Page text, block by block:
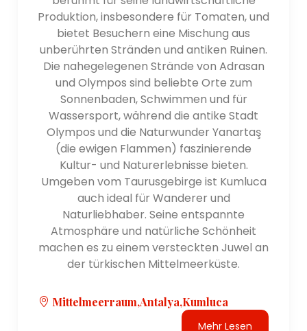
bemerkenswert erhaltenes antikes römisches
Theater, eines der beeindruckendsten der Welt. Das
Theater beherbergt noch heute Aufführungen und
bietet einen Einblick in die Pracht des Römischen
- Perge: Perge ist eine antike Stadt, nicht weit von
Antalya entfernt. Es verfügt über gut erhaltene
Ruinen, darunter ein beeindruckendes Theater,
römische Bäder und ein Stadion. Die Stätte bietet
einen faszinierenden Einblick in die alten
Zivilisationen, die einst in der Region florierten.
- Termessos: Termessos ist eine antike Stadt im
Taurusgebirge. Es ist bekannt für seine dramatische
Bergkulisse und bemerkenswert erhaltene Ruinen,
darunter ein Theater, eine Nekropole und
Verteidigungsmauern. Der Standort bietet einen
der Nähe von Kemer. Es verfügt über gut erhaltene
Ruinen, darunter einen antiken Hafen, römische
Produktion, insbesondere für Tomaten, und
bietet Besuchern eine Mischung aus
unberührten Stränden und antiken Ruinen.
Die nahegelegenen Strände von Adrasan
und Olympos sind beliebte Orte zum
Sonnenbaden, Schwimmen und für
Wassersport, während die antike Stadt
Olympos und die Naturwunder Yanartaş
(die ewigen Flammen) faszinierende
Kultur- und Naturerlebnisse bieten.
Umgeben vom Taurusgebirge ist Kumluca
auch ideal für Wanderer und
Naturliebhaber. Seine entspannte
Atmosphäre und natürliche Schönheit
machen es zu einem versteckten Juwel an
der türkischen Mittelmeerküste.
Mittelmeerraum,Antalya,Kumluca
Mehr Lesen